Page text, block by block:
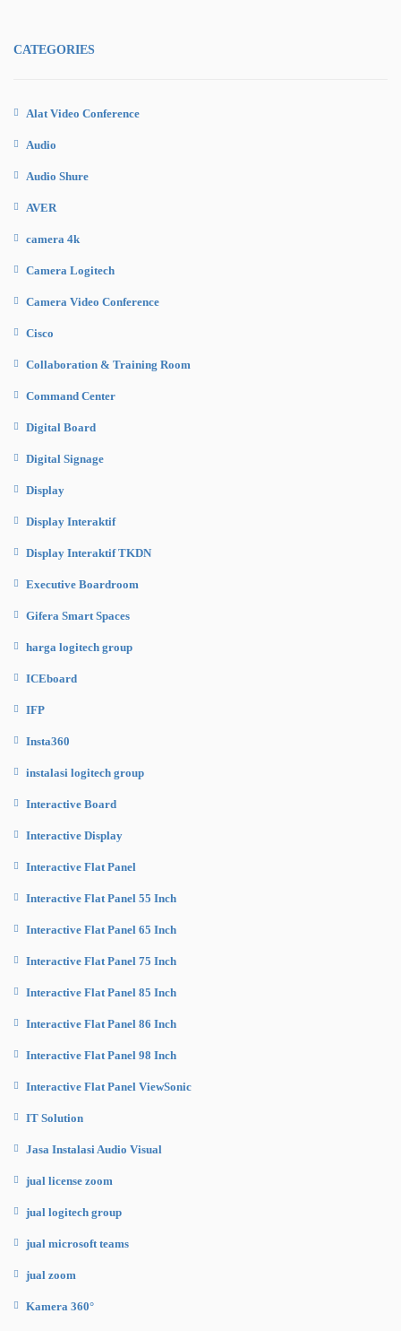
CATEGORIES
Alat Video Conference
Audio
Audio Shure
AVER
camera 4k
Camera Logitech
Camera Video Conference
Cisco
Collaboration & Training Room
Command Center
Digital Board
Digital Signage
Display
Display Interaktif
Display Interaktif TKDN
Executive Boardroom
Gifera Smart Spaces
harga logitech group
ICEboard
IFP
Insta360
instalasi logitech group
Interactive Board
Interactive Display
Interactive Flat Panel
Interactive Flat Panel 55 Inch
Interactive Flat Panel 65 Inch
Interactive Flat Panel 75 Inch
Interactive Flat Panel 85 Inch
Interactive Flat Panel 86 Inch
Interactive Flat Panel 98 Inch
Interactive Flat Panel ViewSonic
IT Solution
Jasa Instalasi Audio Visual
jual license zoom
jual logitech group
jual microsoft teams
jual zoom
Kamera 360°